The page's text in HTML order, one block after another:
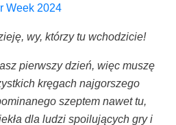
Week 2024
wy, któ­rzy tu wchodzicie!
pierw­szy dzień, więc muszę
krę­gach naj­gor­sze­go
szep­tem nawet tu,
dla ludzi spo­ilu­ją­cych gry i